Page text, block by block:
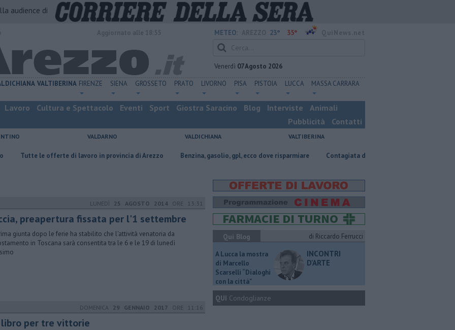
audience di
METEO: 23° 35°
Venerdì 07 Agosto 2026
VALTIBERINA FIRENZE SIENA GROSSETO PRATO LIVORNO PISA PISTOIA LUCCA MASSA CARRARA
Lavoro Cultura e Spettacolo Eventi Sport Giostra Saracino Blog Interviste
Animali
Pubblicità
Contatti
VALDARNO VALDICHIANA VALTIBERINA
le offerte di lavoro in provincia di Arezzo ​Benzina, gasolio, gpl, ecco dove risparmiare Contagiata da legionella, non ce l'ha fatta
LUNEDÌ 25 AGOSTO 2014 ORE 13:31
preapertura fissata per l'1 settembre
giunta dopo le ferie ha stabilito che l'attività venatoria da
in Toscana sarà consentita tra le 6 e le 19 di lunedì
DOMENICA 29 GENNAIO 2017 ORE 11:16
libro per tre vittorie
Qui Blog di Riccardo Ferrucci
A Lucca la mostra
di Marcello
Scarselli “Dialoghi
con la città"
INCONTRI
D'ARTE
QUI Condoglianze